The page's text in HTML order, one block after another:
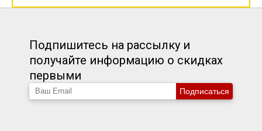
Подпишитесь на рассылку и
получайте информацию о скидках
первыми
Подписаться